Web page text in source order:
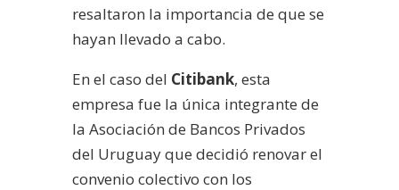
resaltaron la importancia de que se
hayan llevado a cabo.
En el caso del Citibank, esta
empresa fue la única integrante de
la Asociación de Bancos Privados
del Uruguay que decidió renovar el
convenio colectivo con los